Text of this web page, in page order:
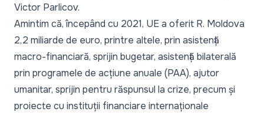
Victor Parlicov.
Amintim că, începând cu 2021, UE a oferit R. Moldova
2,2 miliarde de euro, printre altele, prin asistență
macro-financiară, sprijin bugetar, asistență bilaterală
prin programele de acțiune anuale (PAA), ajutor
umanitar, sprijin pentru răspunsul la crize, precum și
proiecte cu instituții financiare internaționale